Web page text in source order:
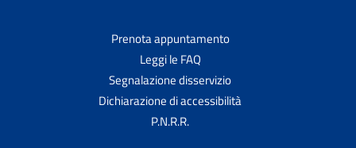
Prenota appuntamento
Leggi le FAQ
Segnalazione disservizio
Dichiarazione di accessibilità
P.N.R.R.